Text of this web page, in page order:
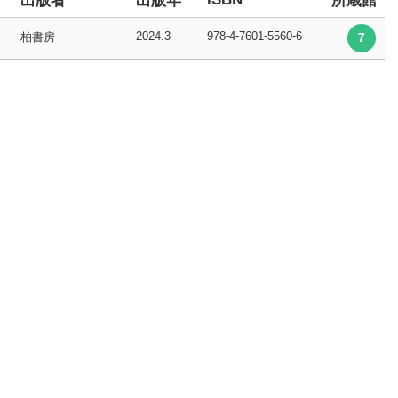
柏書房 2024.3 978-4-7601-5560-6 7